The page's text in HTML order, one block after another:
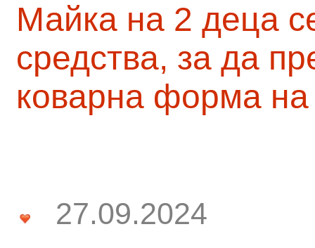
Майка на 2 деца
средства, за да
коварна форма на
27.09.2024